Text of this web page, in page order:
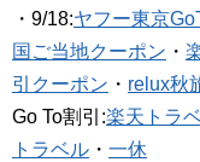
・9/18:ヤフー東京
国ご当地クーポン ・
引クーポン ・ relux秋
Go To割引:楽天トラ
トラベル ・ 一休